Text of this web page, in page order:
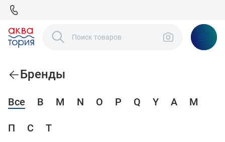
Бренды
Все B M N O P Q Y А М
П С Т